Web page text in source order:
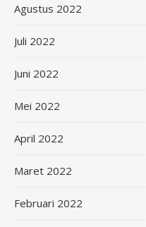
Agustus 2022
Juli 2022
Juni 2022
Mei 2022
April 2022
Maret 2022
Februari 2022